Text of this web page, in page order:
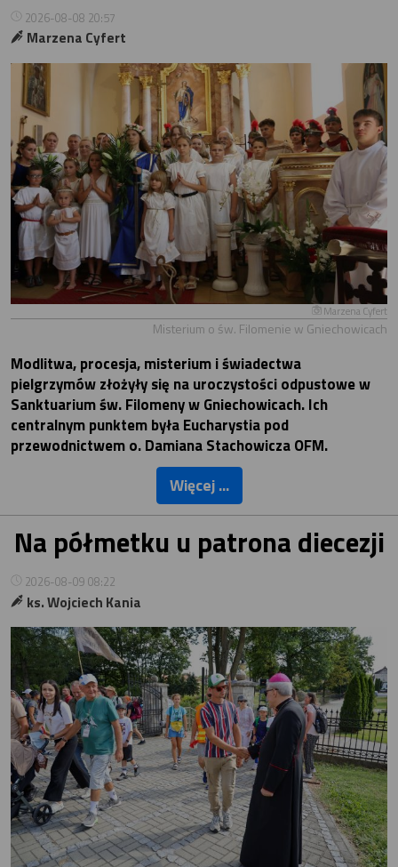
2026-08-08 20:57
Marzena Cyfert
Marzena Cyfert
Misterium o św. Filomenie w Gniechowicach
Modlitwa, procesja, misterium i świadectwa
pielgrzymów złożyły się na uroczystości odpustowe w
Sanktuarium św. Filomeny w Gniechowicach. Ich
centralnym punktem była Eucharystia pod
przewodnictwem o. Damiana Stachowicza OFM.
Więcej ...
Na półmetku u patrona diecezji
2026-08-09 08:22
ks. Wojciech Kania